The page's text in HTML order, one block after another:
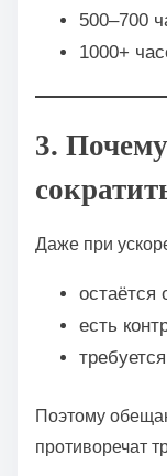
500–700
1000+
3.
Даже при
остаётся
есть
Поэтому
противоречат